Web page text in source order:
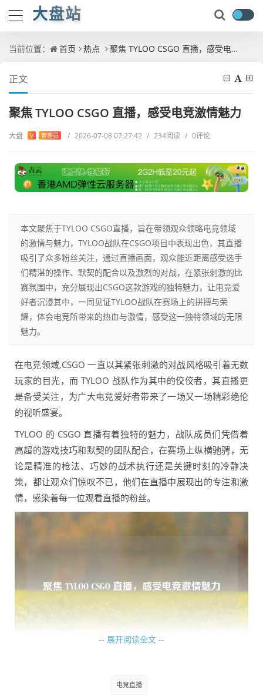
大盘站
当前位置： 首页 热点 聚焦 TYLOO CSGO 直播，感受电竞激情魅力
正文
聚焦 TYLOO CSGO 直播，感受电竞激情魅力
大盘 V 管理员 / 2026-07-08 07:27:42 / 234阅读 / 0评论
本文聚焦于TYLOO CSGO直播，旨在带领观众领略电竞领域
的激情与魅力，TYLOO战队在CSGO项目中表现出色，其直播
吸引了众多粉丝关注，通过直播画面，观众能近距离感受选手
们精湛的操作、默契的配合以及激烈的对战，在紧张刺激的比
赛氛围中，充分展现出CSGO这款游戏的独特魅力，让电竞爱
好者沉浸其中，一同见证TYLOO战队在赛场上的拼搏与荣
耀，体会电竞所带来的热血与激情，感受这一独特领域的无限
魅力。
在电竞领域,CSGO 一直以其紧张刺激的对战风格吸引着无数
玩家的目光，而 TYLOO 战队作为其中的佼佼者，其直播更
是备受关注，为广大电竞爱好者带来了一场又一场精彩绝伦
的视听盛宴。
TYLOO 的 CSGO 直播有着独特的魅力，战队成员们凭借着
高超的游戏技巧和默契的团队配合，在赛场上纵横驰骋，无
论是精准的枪法、巧妙的战术执行还是关键时刻的冷静决
策，都让观众们惊叹不已，他们在直播中展现出的专注和激
情，感染着每一位观看直播的粉丝。
从直播画面中,我们可以看到 TYLOO 战队在各种地图上展开
-- 展开阅读全文 --
电竞直播